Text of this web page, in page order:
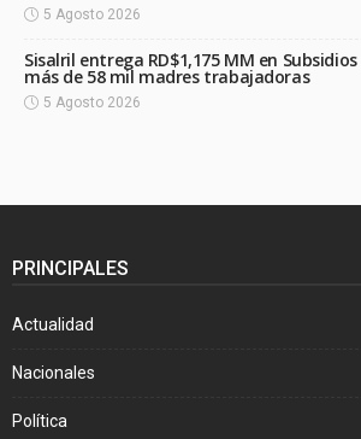
5 Agosto 2026
Sisalril entrega RD$1,175 MM en
más de 58 mil madres trabajadoras
5 Agosto 2026
PRINCIPALES
Actualidad
Nacionales
Política